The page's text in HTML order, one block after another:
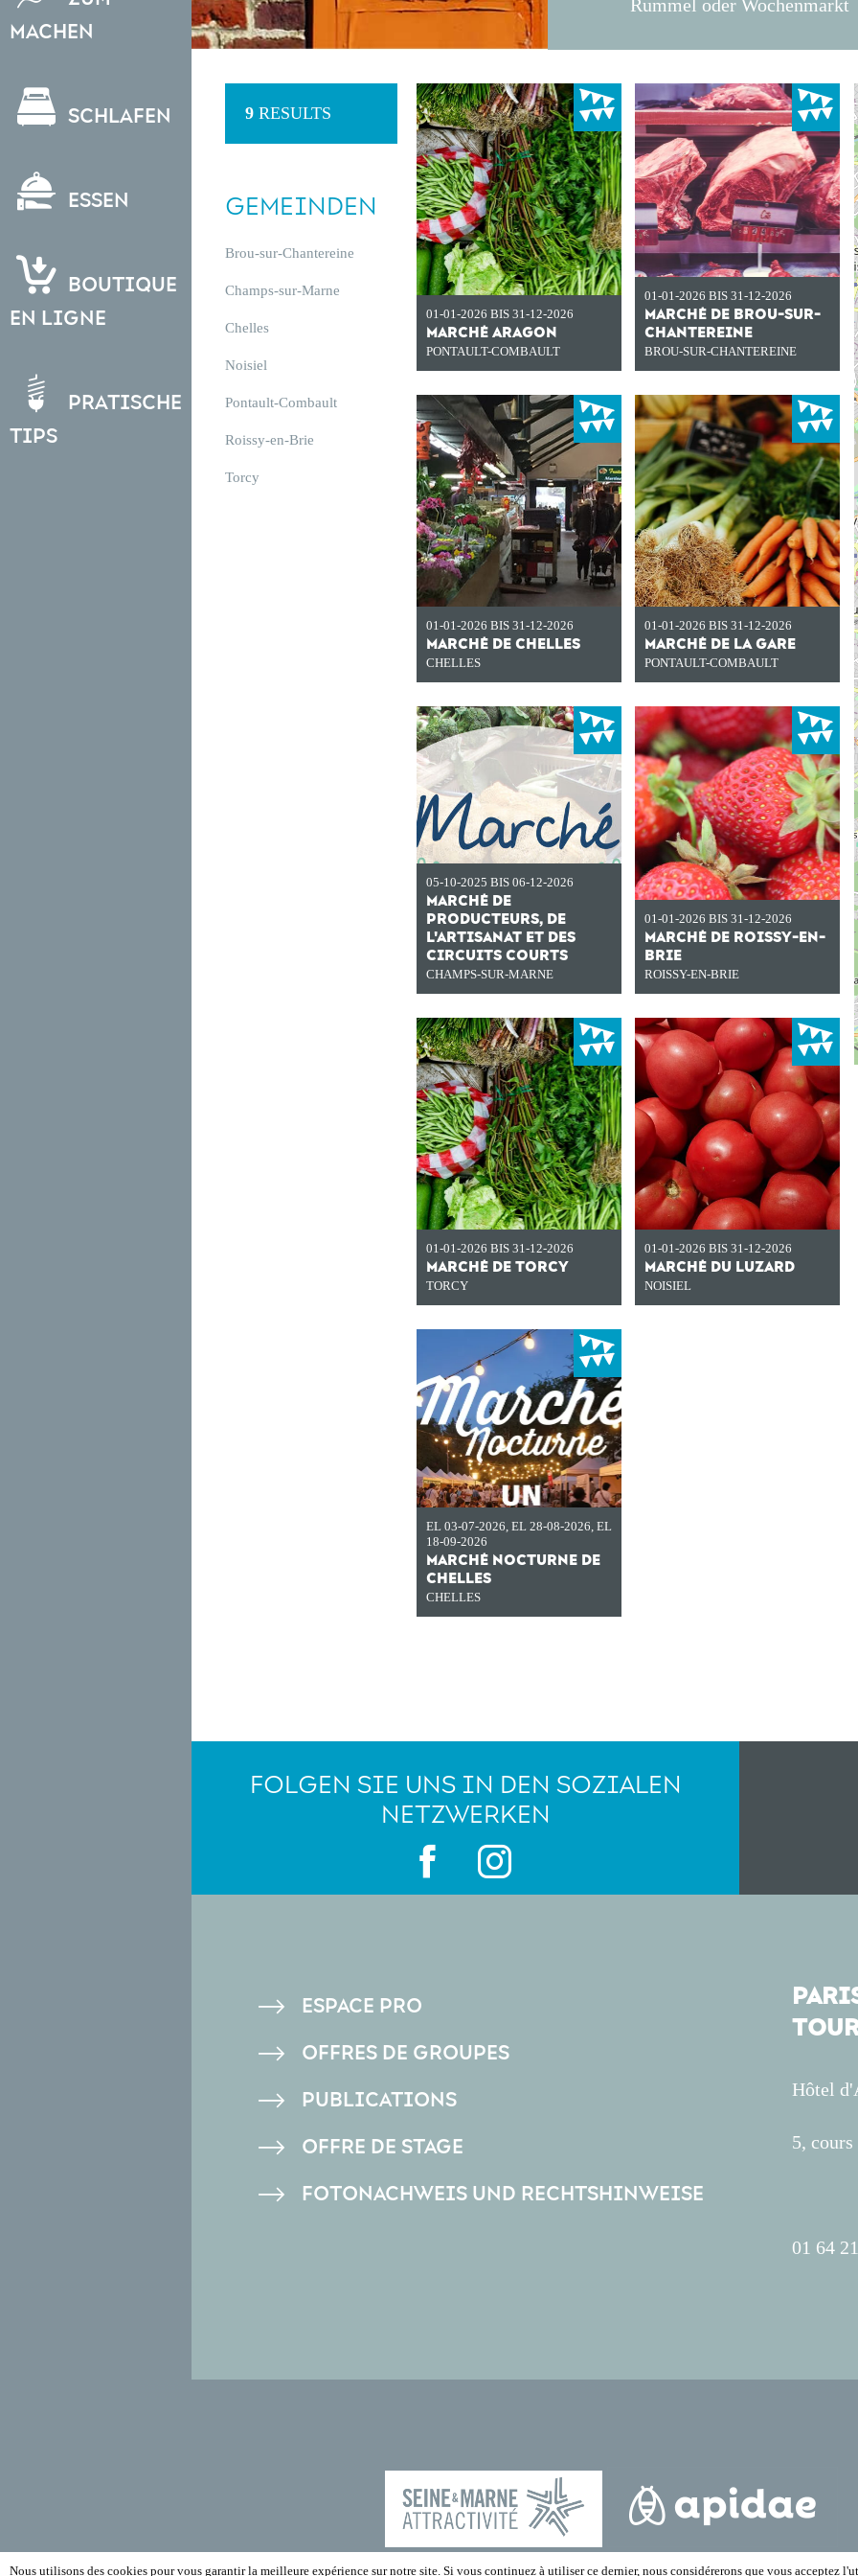
Machen
Schlafen
Essen
Boutique
en ligne
Pratische
Tips
Rummel oder Wochenmarkt
9RESULTS
GEMEINDEN
Brou-sur-Chantereine
Champs-sur-Marne
Chelles
Noisiel
Pontault-Combault
Roissy-en-Brie
Torcy
01-01-2026 BIS 31-12-2026
MARCHÉ ARAGON
PONTAULT-COMBAULT
01-01-2026 BIS 31-12-2026
MARCHÉ DE BROU-SUR-
CHANTEREINE
BROU-SUR-CHANTEREINE
01-01-2026 BIS 31-12-2026
MARCHÉ DE CHELLES
CHELLES
01-01-2026 BIS 31-12-2026
MARCHÉ DE LA GARE
PONTAULT-COMBAULT
05-10-2025 BIS 06-12-2026
MARCHÉ DE
PRODUCTEURS, DE
L'ARTISANAT ET DES
CIRCUITS COURTS
CHAMPS-SUR-MARNE
01-01-2026 BIS 31-12-2026
MARCHÉ DE ROISSY-EN-
BRIE
ROISSY-EN-BRIE
01-01-2026 BIS 31-12-2026
MARCHÉ DE TORCY
TORCY
01-01-2026 BIS 31-12-2026
MARCHÉ DU LUZARD
NOISIEL
EL 03-07-2026, EL 28-08-2026, EL
18-09-2026
MARCHÉ NOCTURNE DE
CHELLES
CHELLES
FOLGEN SIE UNS IN DEN SOZIALEN
NETZWERKEN
PIED
DE
ESPACE PRO
OFFRES DE GROUPES
PUBLICATIONS
OFFRE DE STAGE
FOTONACHWEIS UND RECHTSHINWEISE
Hôtel
5,
01 64
Nous utilisons des cookies pour vous garantir la meilleure expérience sur notre site. Si vous continuez à utiliser ce dernier, nous considérerons que vous acceptez